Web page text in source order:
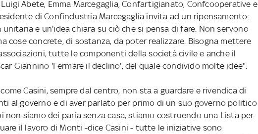
Abete, Emma Marcegaglia, Confartigianato, Confcooperative e
di Confindustria Marcegaglia invita ad un ripensamento:
unitaria e un'idea chiara su ciò che si pensa di fare. Non servono
cose concrete, di sostanza, da poter realizzare. Bisogna mettere
tutte le componenti della società civile e anche il
Giannino 'Fermare il declino', del quale condivido molte idee".
come Casini, sempre dal centro, non sta a guardare e rivendica di
al governo e di aver parlato per primo di un suo governo politico
non siamo dei paria senza casa, stiamo costruendo una Lista per
il lavoro di Monti -dice Casini - tutte le iniziative sono